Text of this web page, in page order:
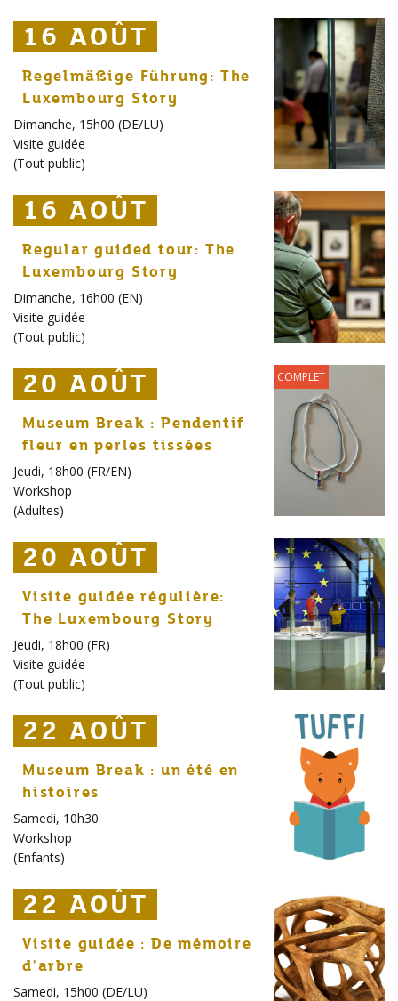
16 AOÛT
16 AOÛT
16 AOÛT
Regelmäßige Führung: The
Luxembourg Story
Dimanche, 15h00 (DE/LU)
Visite guidée
(Tout public)
16 AOÛT
16 AOÛT
16 AOÛT
Regular guided tour: The
Luxembourg Story
Dimanche, 16h00 (EN)
Visite guidée
(Tout public)
20 AOÛT
20 AOÛT
20 AOÛT COMPLET
Museum Break : Pendentif
fleur en perles tissées
Jeudi, 18h00 (FR/EN)
Workshop
(Adultes)
20 AOÛT
20 AOÛT
20 AOÛT
Visite guidée régulière:
The Luxembourg Story
Jeudi, 18h00 (FR)
Visite guidée
(Tout public)
22 AOÛT
22 AOÛT
22 AOÛT
Museum Break : un été en
histoires
Samedi, 10h30
Workshop
(Enfants)
22 AOÛT
22 AOÛT
22 AOÛT
Visite guidée : De mémoire
d'arbre
Samedi, 15h00 (DE/LU)